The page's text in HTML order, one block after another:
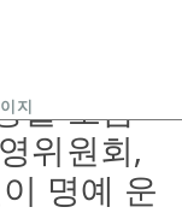
지물 보금
위원회,
명예 운